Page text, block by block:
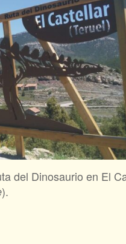
del Dinosaurio en El
).